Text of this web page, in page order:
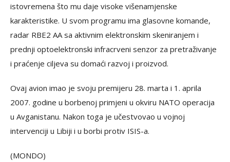
istovremena što mu daje visoke višenamjenske
karakteristike. U svom programu ima glasovne komande,
radar RBE2 AA sa aktivnim elektronskim skeniranjem i
prednji optoelektronski infracrveni senzor za pretraživanje
i praćenje ciljeva su domaći razvoj i proizvod.
Ovaj avion imao je svoju premijeru 28. marta i 1. aprila
2007. godine u borbenoj primjeni u okviru NATO operacija
u Avganistanu. Nakon toga je učestvovao u vojnoj
intervenciji u Libiji i u borbi protiv ISIS-a.
(MONDO)